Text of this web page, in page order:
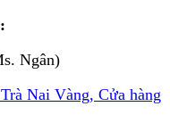
Ngân)
Nai Vàng, Cửa hàng